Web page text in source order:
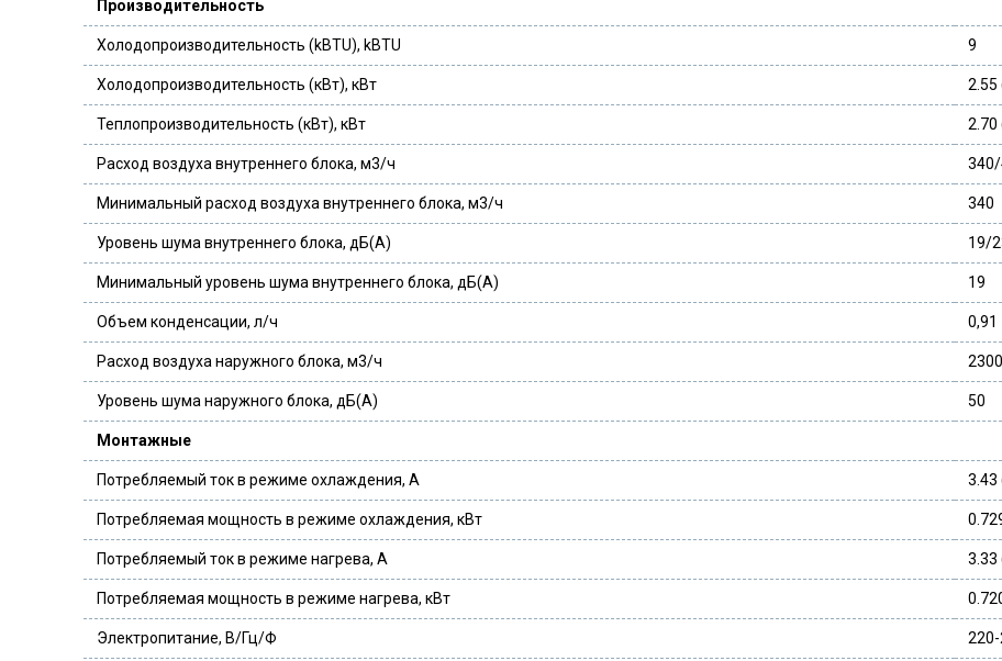
Производительность
Холодопроизводительность (kBTU), kBTU 9
Холодопроизводительность (кВт), кВт 2.55
Теплопроизводительность (кВт), кВт 2.70
Расход воздуха внутреннего блока, м3/ч
Минимальный расход воздуха внутреннего блока, м3/ч 340
Уровень шума внутреннего блока, дБ(А) 19/
Минимальный уровень шума внутреннего блока, дБ(А) 19
Объем конденсации, л/ч 0,91
Расход воздуха наружного блока, м3/ч 2300
Уровень шума наружного блока, дБ(А) 50
Монтажные
Потребляемый ток в режиме охлаждения, А 3.43
Потребляемая мощность в режиме охлаждения, кВт
Потребляемый ток в режиме нагрева, А 3.33
Потребляемая мощность в режиме нагрева, кВт
Электропитание, В/Гц/Ф